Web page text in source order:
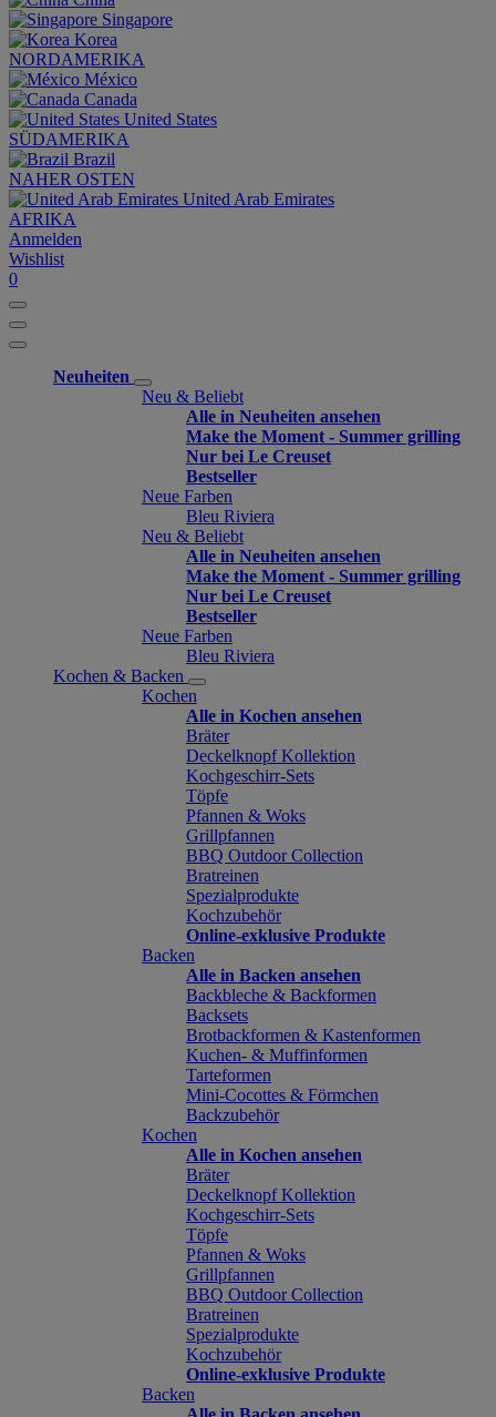
Singapore
Korea
NORDAMERIKA
México
Canada
United States
SÜDAMERIKA
Brazil
NAHER OSTEN
United Arab Emirates
AFRIKA
Anmelden
Wishlist
0
Neuheiten
Neu & Beliebt
Alle in Neuheiten ansehen
Make the Moment - Summer grilling
Nur bei Le Creuset
Bestseller
Neue Farben
Bleu Riviera
Neu & Beliebt
Alle in Neuheiten ansehen
Make the Moment - Summer grilling
Nur bei Le Creuset
Bestseller
Neue Farben
Bleu Riviera
Kochen & Backen
Kochen
Alle in Kochen ansehen
Bräter
Deckelknopf Kollektion
Kochgeschirr-Sets
Töpfe
Pfannen & Woks
Grillpfannen
BBQ Outdoor Collection
Bratreinen
Spezialprodukte
Kochzubehör
Online-exklusive Produkte
Backen
Alle in Backen ansehen
Backbleche & Backformen
Backsets
Brotbackformen & Kastenformen
Kuchen- & Muffinformen
Tarteformen
Mini-Cocottes & Förmchen
Backzubehör
Kochen
Alle in Kochen ansehen
Bräter
Deckelknopf Kollektion
Kochgeschirr-Sets
Töpfe
Pfannen & Woks
Grillpfannen
BBQ Outdoor Collection
Bratreinen
Spezialprodukte
Kochzubehör
Online-exklusive Produkte
Backen